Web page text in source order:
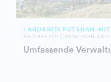
LANDKREIS POTSDAM-
BAD BELZIG | DEUTSCHLAND
Umfassende